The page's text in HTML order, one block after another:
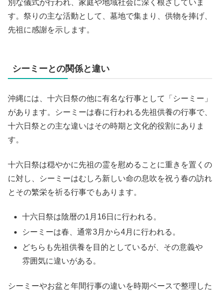
別な儀式が行われ、家庭や地域社会に深く根ざしていま
す。祭りの主な活動として、墓地で集まり、供物を捧げ、
先祖に感謝を示します。
シーミーとの関係と違い
沖縄には、十六日祭の他に有名な行事として「シーミー」
があります。シーミーは春に行われる先祖供養の行事で、
十六日祭との主な違いはその時期と文化的役割にありま
す。
十六日祭は穏やかに先祖の霊を慰めることに重きを置くの
に対し、シーミーはむしろ新しい命の息吹を祝う春の訪れ
とその繁栄を祈る行事でもあります。
十六日祭は陰暦の1月16日に行われる。
シーミーは春、通常3月から4月に行われる。
どちらも先祖供養を目的としているが、その意義や
雰囲気に違いがある。
シーミーやお盆と年間行事の違いを時期ベースで整理した